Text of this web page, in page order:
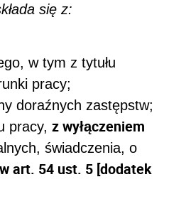
się z:
w tym z tytułu
pracy;
doraźnych zastępstw;
pracy, z wyłączeniem
świadczenia, o
art. 54 ust. 5 [dodatek